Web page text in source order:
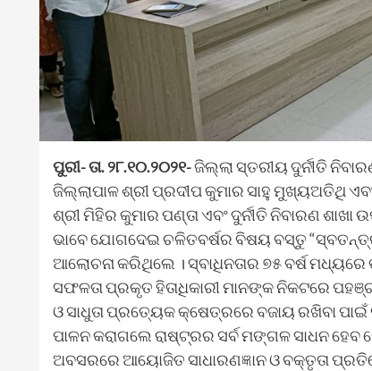
ପୁରୀ- ତା. ୨୮.୧୦.୨୦୨୧-ଜିଲ୍ଲା ସ୍ତରୀୟ ଦୁର୍ନୀତି
ଜିଲ୍ଲାପାଳ ଶ୍ରୀ ପ୍ରଦୀପ କୁମାର ସାହୁ ମୁଖ୍ୟଅତିଥି
ଶ୍ରୀ ମିହିର କୁମାର ପଣ୍ତା ଏବଂ ଦୁର୍ନୀତି ନିବାରଣ
ଭାବେ ଯୋଗଦେଇ ଚଳିତବର୍ଷର ବିଷୟ ବସ୍ତୁ
ଆଲୋଚନା କରିଥିଲେ । ସ୍ବାଧିନତାର ୭୫ ବର୍ଷ
ସଫଳତା ପ୍ରକୃତ ହିତାଧିକାରୀ ମାନଙ୍କ ନିକଟରେ
ଓ ସାଧୁତା ପ୍ରତ୍ୟେକ କ୍ଷେତ୍ରରେ ବଜାୟ ରଖିବା
ପାଳନ କରାଗଲେ ରାଷ୍ଟ୍ରର ସର୍ବ ମଙ୍ଗଳ ସାଧନ
ଅବସରରେ ଆୟୋଜିତ ସାଧାରଣଜ୍ଞାନ ଓ ବକ୍ତୃତା